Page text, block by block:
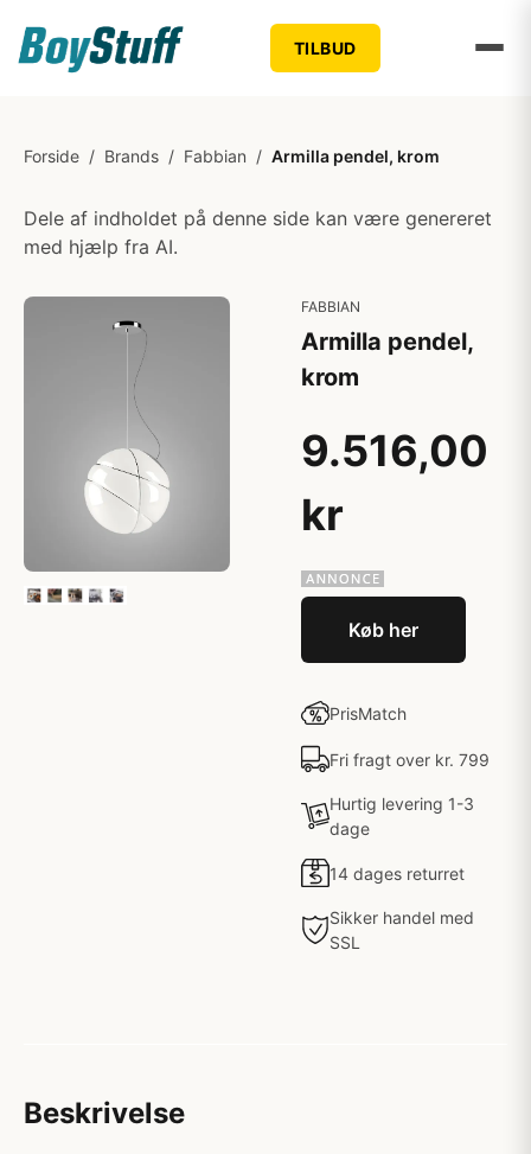
TILBUD
Forside / Brands / Fabbian / Armilla pendel, krom
Dele af indholdet på denne side kan være genereret
med hjælp fra AI.
FABBIAN
Armilla pendel,
krom
9.516,00
kr
Køb her
PrisMatch
Fri fragt over kr. 799
Hurtig levering 1-3
dage
14 dages returret
Sikker handel med
SSL
Beskrivelse